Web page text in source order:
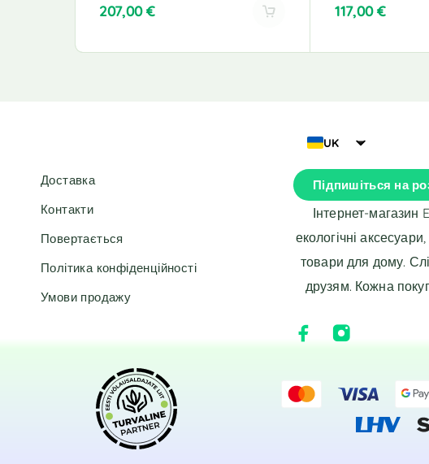
207,00€
l
117,00€
l
a
i
v
Доставка
Контакти
Повертається
Політика конфіденційності
Умови продажу
UK
Підпишіться на
Інтернет-
екологічні
товари для дому.
друзям. Кожна